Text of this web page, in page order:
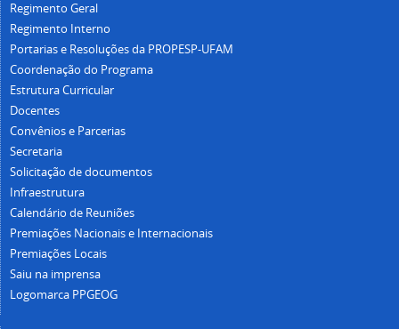
Regimento Geral
Regimento Interno
Portarias e Resoluções da PROPESP-UFAM
Coordenação do Programa
Estrutura Curricular
Docentes
Convênios e Parcerias
Secretaria
Solicitação de documentos
Infraestrutura
Calendário de Reuniões
Premiações Nacionais e Internacionais
Premiações Locais
Saiu na imprensa
Logomarca PPGEOG